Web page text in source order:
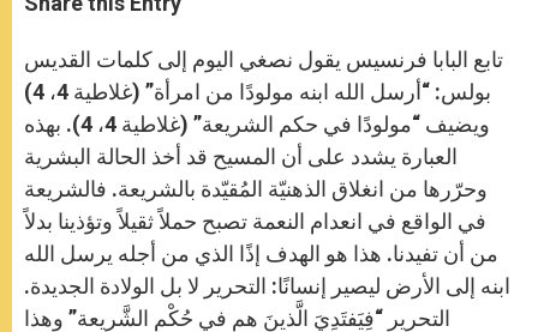
s
p
p
e
g
e
r
b
o
k
r
تابع البابا فرنسيس يقول نصغي اليوم إلى كلمات القديس
بولس: “أرسل الله ابنه مولودًا من امرأة” (غلاطية 4، 4)
ويضيف “مولودًا في حكم الشريعة” (غلاطية 4، 4). بهذه
العبارة يشدد على أن المسيح قد أخذ الحالة البشرية
وحرّرها من انغلاق الذهنيّة المُقيّدة بالشريعة. فالشريعة
في الواقع في انعدام النعمة تصبح حملاً ثقيلاً وتؤذينا بدلاً
من أن تفيدنا. هذا هو الهدف إذًا الذي من أجله يرسل الله
ابنه إلى الأرض ليصير إنسانًا: التحرير لا بل الولادة الجديدة.
التحرير “فِيَفتَدِيَ الَّذينَ هم في حُكْمِ الشَّريعة” وهذا